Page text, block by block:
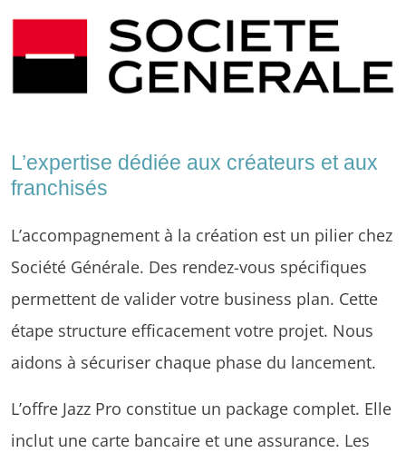
L’expertise dédiée aux créateurs et aux
franchisés
L’accompagnement à la création est un pilier chez
Société Générale. Des rendez-vous spécifiques
permettent de valider votre business plan. Cette
étape structure efficacement votre projet. Nous
aidons à sécuriser chaque phase du lancement.
L’offre Jazz Pro constitue un package complet. Elle
inclut une carte bancaire et une assurance. Les